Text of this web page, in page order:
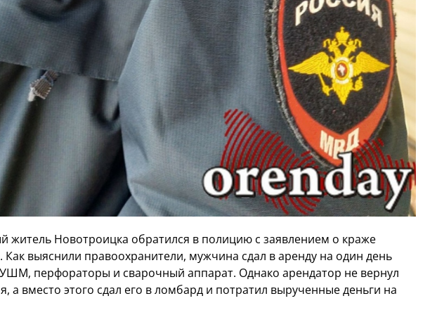
житель Новотроицка обратился в полицию с заявлением о краже
Как выяснили правоохранители, мужчина сдал в аренду на один день
перфораторы и сварочный аппарат. Однако арендатор не вернул
а вместо этого сдал его в ломбард и потратил вырученные деньги на